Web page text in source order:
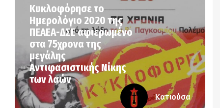
Κυκλοφόρησε το
Ημερολόγιο 2020 της
ΠΕΑΕΑ-ΔΣΕ αφιερωμένο
στα 75χρονα της
μεγάλης
Αντιφασιστικής Νίκης
των λαών
Κατιούσα